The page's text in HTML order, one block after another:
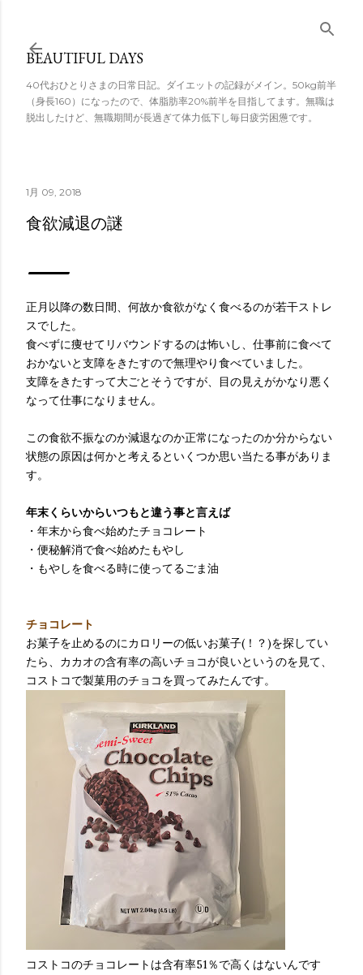
スキップしてメ
イン コンテンツ
に移動
BEAUTIFUL DAYS
40代おひとりさまの日常日記。ダイエットの記録がメイン。50kg前半
（身長160）になったので、体脂肪率20%前半を目指してます。無職は
脱出したけど、無職期間が長過ぎて体力低下し毎日疲労困憊です。
1月 09, 2018
食欲減退の謎
正月以降の数日間、何故か食欲がなく食べるのが若干ストレ
スでした。
食べずに痩せてリバウンドするのは怖いし、仕事前に食べて
おかないと支障をきたすので無理やり食べていました。
支障をきたすって大ごとそうですが、目の見えがかなり悪く
なって仕事になりません。
この食欲不振なのか減退なのか正常になったのか分からない
状態の原因は何かと考えるといくつか思い当たる事がありま
す。
年末くらいからいつもと違う事と言えば
・年末から食べ始めたチョコレート
・便秘解消で食べ始めたもやし
・もやしを食べる時に使ってるごま油
チョコレート
お菓子を止めるのにカロリーの低いお菓子(！？)を探してい
たら、カカオの含有率の高いチョコが良いというのを見て、
コストコで製菓用のチョコを買ってみたんです。
コストコのチョコレートは含有率51％で高くはないんです